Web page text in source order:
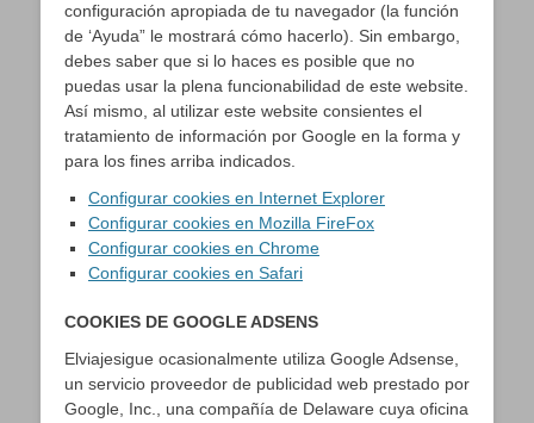
configuración apropiada de tu navegador (la función
de ‘Ayuda” le mostrará cómo hacerlo). Sin embargo,
debes saber que si lo haces es posible que no
puedas usar la plena funcionabilidad de este website.
Así mismo, al utilizar este website consientes el
tratamiento de información por Google en la forma y
para los fines arriba indicados.
Configurar cookies en Internet Explorer
Configurar cookies en Mozilla FireFox
Configurar cookies en Chrome
Configurar cookies en Safari
COOKIES DE GOOGLE ADSENS
Elviajesigue ocasionalmente utiliza Google Adsense,
un servicio proveedor de publicidad web prestado por
Google, Inc., una compañía de Delaware cuya oficina